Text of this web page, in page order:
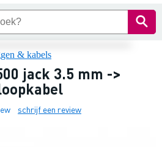
& kabels
jack 3.5 mm ->
schrijf een review